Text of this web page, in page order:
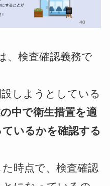
、 検査確認義務で
しようとしている
中で衛生措置を適
いるかを確認する
時点で、検査確認